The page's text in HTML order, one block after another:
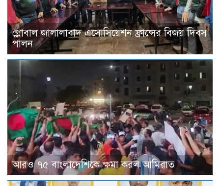
গ্লোবাল জালালাবাদ এসোসিয়েশন ফ্রান্সের বিজয় দিবস
পালন
আরও ৭৫ বাংলাদেশিকে ক্ষমা করল আমিরাত